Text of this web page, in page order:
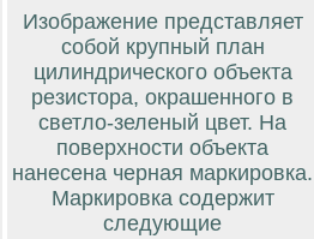
Изображение представляет
собой крупный план
цилиндрического объекта
резистора, окрашенного в
светло-зеленый цвет. На
поверхности объекта
нанесена черная маркировка.
Маркировка содержит
следующие